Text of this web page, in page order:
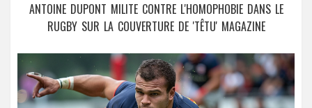
ANTOINE DUPONT MILITE CONTRE L'HOMOPHOBIE DANS LE
RUGBY SUR LA COUVERTURE DE 'TÊTU' MAGAZINE